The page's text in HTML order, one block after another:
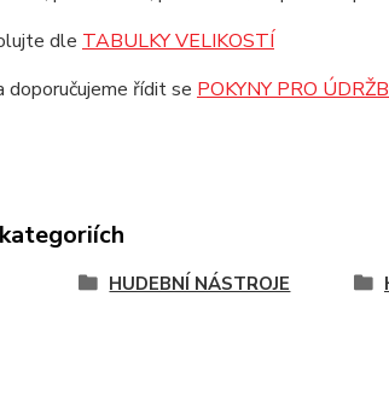
dle TABULKY VELIKOSTÍ
doporučujeme řídit se POKYNY PRO
HUDEBNÍ NÁSTROJE